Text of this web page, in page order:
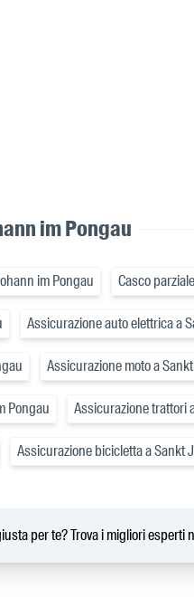
im Pongau
im Pongau Casco
Assicurazione auto elettrica a
Assicurazione moto a
Pongau Assicurazione trattori
Assicurazione bicicletta a Sankt
per te? Trova i migliori esperti